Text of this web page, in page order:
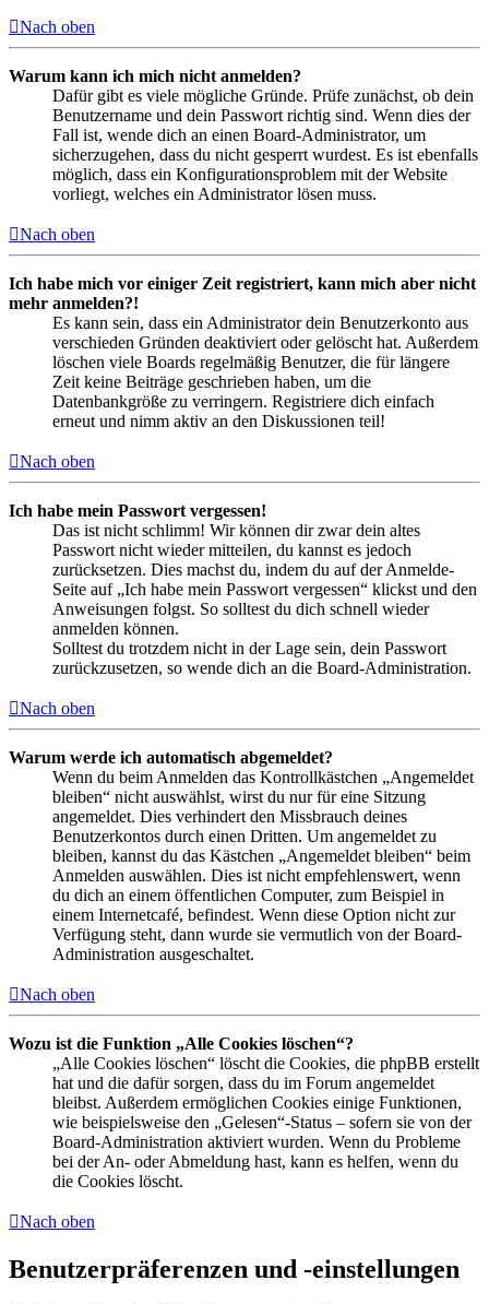
Nach oben
Warum kann ich mich nicht anmelden?
Dafür gibt es viele mögliche Gründe. Prüfe zunächst, ob dein
Benutzername und dein Passwort richtig sind. Wenn dies der
Fall ist, wende dich an einen Board-Administrator, um
sicherzugehen, dass du nicht gesperrt wurdest. Es ist ebenfalls
möglich, dass ein Konfigurationsproblem mit der Website
vorliegt, welches ein Administrator lösen muss.
Nach oben
Ich habe mich vor einiger Zeit registriert, kann mich aber nicht
mehr anmelden?!
Es kann sein, dass ein Administrator dein Benutzerkonto aus
verschieden Gründen deaktiviert oder gelöscht hat. Außerdem
löschen viele Boards regelmäßig Benutzer, die für längere
Zeit keine Beiträge geschrieben haben, um die
Datenbankgröße zu verringern. Registriere dich einfach
erneut und nimm aktiv an den Diskussionen teil!
Nach oben
Ich habe mein Passwort vergessen!
Das ist nicht schlimm! Wir können dir zwar dein altes
Passwort nicht wieder mitteilen, du kannst es jedoch
zurücksetzen. Dies machst du, indem du auf der Anmelde-
Seite auf „Ich habe mein Passwort vergessen“ klickst und den
Anweisungen folgst. So solltest du dich schnell wieder
anmelden können.
Solltest du trotzdem nicht in der Lage sein, dein Passwort
zurückzusetzen, so wende dich an die Board-Administration.
Nach oben
Warum werde ich automatisch abgemeldet?
Wenn du beim Anmelden das Kontrollkästchen „Angemeldet
bleiben“ nicht auswählst, wirst du nur für eine Sitzung
angemeldet. Dies verhindert den Missbrauch deines
Benutzerkontos durch einen Dritten. Um angemeldet zu
bleiben, kannst du das Kästchen „Angemeldet bleiben“ beim
Anmelden auswählen. Dies ist nicht empfehlenswert, wenn
du dich an einem öffentlichen Computer, zum Beispiel in
einem Internetcafé, befindest. Wenn diese Option nicht zur
Verfügung steht, dann wurde sie vermutlich von der Board-
Administration ausgeschaltet.
Nach oben
Wozu ist die Funktion „Alle Cookies löschen“?
„Alle Cookies löschen“ löscht die Cookies, die phpBB erstellt
hat und die dafür sorgen, dass du im Forum angemeldet
bleibst. Außerdem ermöglichen Cookies einige Funktionen,
wie beispielsweise den „Gelesen“-Status – sofern sie von der
Board-Administration aktiviert wurden. Wenn du Probleme
bei der An- oder Abmeldung hast, kann es helfen, wenn du
die Cookies löscht.
Nach oben
Benutzerpräferenzen und -einstellungen